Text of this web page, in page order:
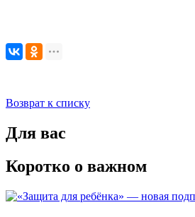
Возврат к списку
Для вас
Коротко о важном